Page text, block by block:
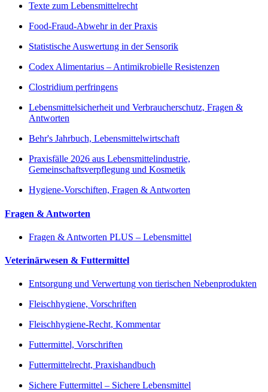
Texte zum Lebensmittelrecht
Food-Fraud-Abwehr in der Praxis
Statistische Auswertung in der Sensorik
Codex Alimentarius – Antimikrobielle Resistenzen
Clostridium perfringens
Lebensmittelsicherheit und Verbraucherschutz, Fragen &
Antworten
Behr's Jahrbuch, Lebensmittelwirtschaft
Praxisfälle 2026 aus Lebensmittelindustrie,
Gemeinschaftsverpflegung und Kosmetik
Hygiene-Vorschiften, Fragen & Antworten
Fragen & Antworten
Fragen & Antworten PLUS – Lebensmittel
Veterinärwesen & Futtermittel
Entsorgung und Verwertung von tierischen Nebenprodukten
Fleischhygiene, Vorschriften
Fleischhygiene-Recht, Kommentar
Futtermittel, Vorschriften
Futtermittelrecht, Praxishandbuch
Sichere Futtermittel – Sichere Lebensmittel